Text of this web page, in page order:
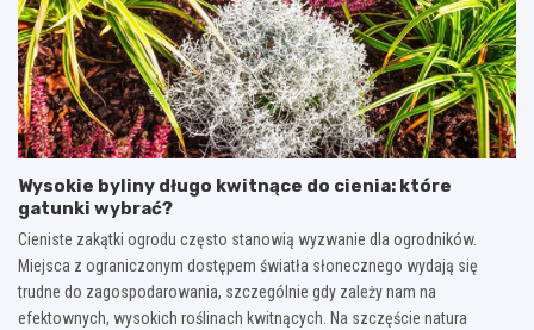
Wysokie byliny długo kwitnące do cienia: które
gatunki wybrać?
Cieniste zakątki ogrodu często stanowią wyzwanie dla ogrodników.
Miejsca z ograniczonym dostępem światła słonecznego wydają się
trudne do zagospodarowania, szczególnie gdy zależy nam na
efektownych, wysokich roślinach kwitnących. Na szczęście natura